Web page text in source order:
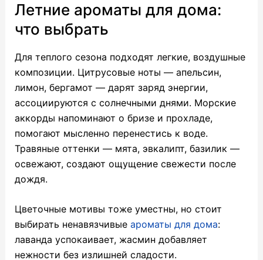
Летние ароматы для дома:
что выбрать
Для теплого сезона подходят легкие, воздушные
композиции. Цитрусовые ноты — апельсин,
лимон, бергамот — дарят заряд энергии,
ассоциируются с солнечными днями. Морские
аккорды напоминают о бризе и прохладе,
помогают мысленно перенестись к воде.
Травяные оттенки — мята, эвкалипт, базилик —
освежают, создают ощущение свежести после
дождя.
Цветочные мотивы тоже уместны, но стоит
выбирать ненавязчивые ароматы для дома:
лаванда успокаивает, жасмин добавляет
нежности без излишней сладости.